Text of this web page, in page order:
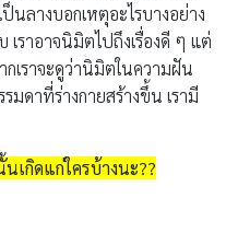
นลางบอกเหตุอะไรบางอย่าง
ราอาจนิมิตไปถึงเรื่องดี ๆ แต่
เราจะดูว่านิมิตในความฝัน
ดาที่ร่างกายสร้างขึ้น เรามี
กิดแก่ใครบ้างนะ??